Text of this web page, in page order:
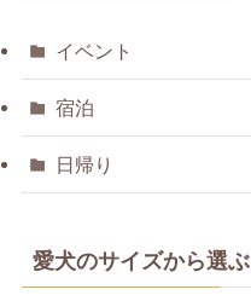
イベント
宿泊
日帰り
愛犬のサイズから選ぶ